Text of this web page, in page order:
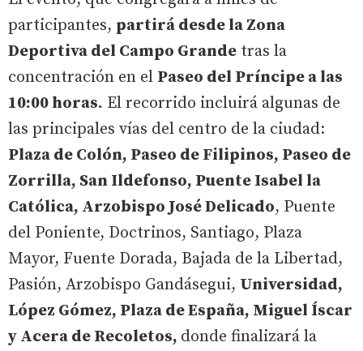
participantes, partirá desde la Zona
Deportiva del Campo Grande tras la
concentración en el Paseo del Príncipe a las
10:00 horas. El recorrido incluirá algunas de
las principales vías del centro de la ciudad:
Plaza de Colón, Paseo de Filipinos, Paseo de
Zorrilla, San Ildefonso, Puente Isabel la
Católica, Arzobispo José Delicado, Puente
del Poniente, Doctrinos, Santiago, Plaza
Mayor, Fuente Dorada, Bajada de la Libertad,
Pasión, Arzobispo Gandásegui, Universidad,
López Gómez, Plaza de España, Miguel Íscar
y Acera de Recoletos, donde finalizará la